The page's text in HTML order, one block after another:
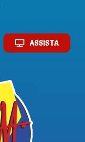
ASSISTA